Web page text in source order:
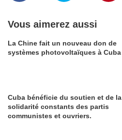
Vous aimerez aussi
La Chine fait un nouveau don de
systèmes photovoltaïques à Cuba
Cuba bénéficie du soutien et de la
solidarité constants des partis
communistes et ouvriers.